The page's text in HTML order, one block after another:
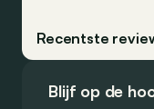
Recentste
Blijf op de